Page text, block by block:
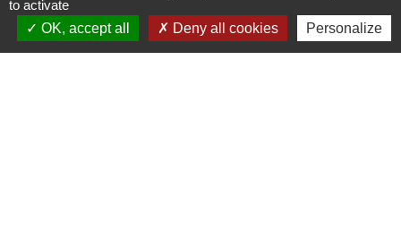
Legifrance
to activate
OK, accept all
Deny all cookies Personalize